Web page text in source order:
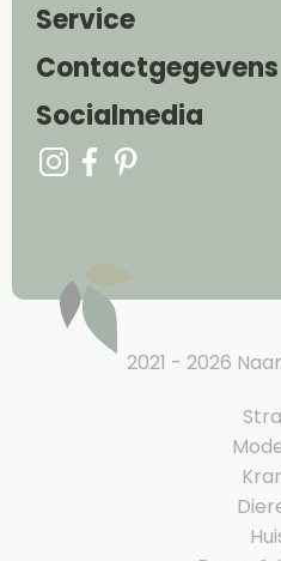
Service
Contactgegevens
Socialmedia
2021 - 2026